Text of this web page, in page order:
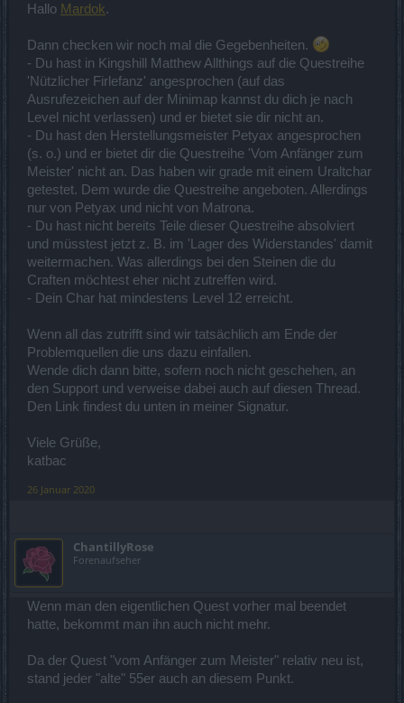
Hallo Mardok.
Dann checken wir noch mal die Gegebenheiten.
- Du hast in Kingshill Matthew Allthings auf die Questreihe
'Nützlicher Firlefanz' angesprochen (auf das
Ausrufezeichen auf der Minimap kannst du dich je nach
Level nicht verlassen) und er bietet sie dir nicht an.
- Du hast den Herstellungsmeister Petyax angesprochen
(s. o.) und er bietet dir die Questreihe 'Vom Anfänger zum
Meister' nicht an. Das haben wir grade mit einem Uraltchar
getestet. Dem wurde die Questreihe angeboten. Allerdings
nur von Petyax und nicht von Matrona.
- Du hast nicht bereits Teile dieser Questreihe absolviert
und müsstest jetzt z. B. im 'Lager des Widerstandes' damit
weitermachen. Was allerdings bei den Steinen die du
Craften möchtest eher nicht zutreffen wird.
- Dein Char hat mindestens Level 12 erreicht.
Wenn all das zutrifft sind wir tatsächlich am Ende der
Problemquellen die uns dazu einfallen.
Wende dich dann bitte, sofern noch nicht geschehen, an
den Support und verweise dabei auch auf diesen Thread.
Den Link findest du unten in meiner Signatur.
Viele Grüße,
katbac
26 Januar 2020
ChantillyRose
Forenaufseher
Wenn man den eigentlichen Quest vorher mal beendet
hatte, bekommt man ihn auch nicht mehr.
Da der Quest "vom Anfänger zum Meister" relativ neu ist,
stand jeder "alte" 55er auch an diesem Punkt.